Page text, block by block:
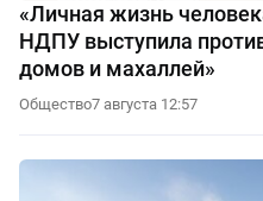
«Личная жизнь
НДПУ выступила
домов и махаллей»
Общество7 августа 12:57